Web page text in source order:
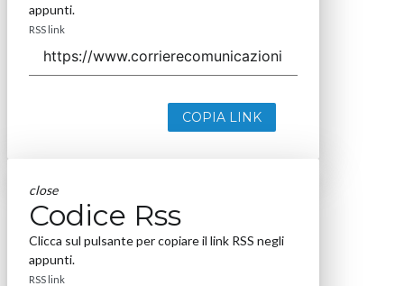
appunti.
RSS link
COPIA LINK
close
Codice Rss
Clicca sul pulsante per copiare il link RSS negli
appunti.
RSS link